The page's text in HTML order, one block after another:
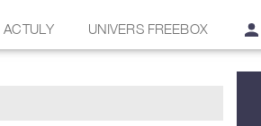
ACTULY UNIVERS FREEBOX